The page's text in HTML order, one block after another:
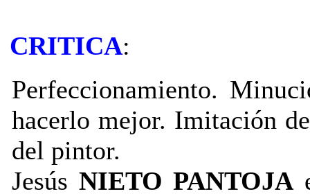
CRITICA:
Perfeccionamiento.
hacerlo mejor. Imitación
del pintor.
Jesús NIETO PANTOJA